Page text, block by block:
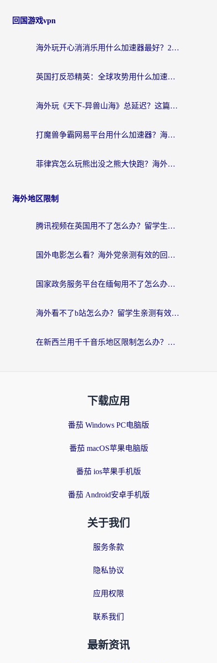
回国游戏vpn
海外玩开心消消乐用什么加速器最好？2026真实体验指南，告别延迟卡顿
英国打反恐精英：全球攻势用什么加速器？2026年实测有效的国服游戏加速指南
海外玩《天下-异兽山海》总延迟？这篇延迟加速器指南帮你告别卡顿（附日本玩Sky光·遇最高警戒解决方案）
打魔兽争霸网易平台用什么加速器？海外党亲测有效的国服游戏加速指南
菲律宾怎么玩熊出没之熊大快跑？海外党国服游戏加速终极攻略（附3款热门游戏实测）
海外地区限制
腾讯视频在英国用不了怎么办？留学生亲测有效的回国加速器指南
国外电影怎么看？海外党亲测有效的回国加速器选择指南
国家政务服务平台在缅甸用不了怎么办？海外华人必看的回国加速全攻略
海外看不了b站怎么办？留学生亲测有效的回国加速器选择攻略，解决豆瓣音乐、美团外卖难题
在新西兰用千千音乐地区限制怎么办？海外华人必备的回国加速解决方案
下载应用
番茄 Windows PC电脑版
番茄 macOS苹果电脑版
番茄 ios苹果手机版
番茄 Android安卓手机版
关于我们
服务条款
隐私协议
应用权限
联系我们
最新资讯